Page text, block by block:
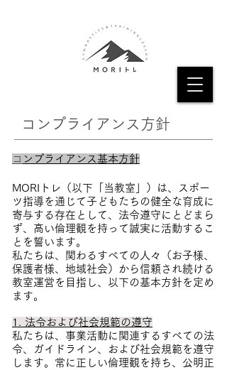
コンプライアンス方針
​ コンプライアンス基本方針
MORIトレ（以下「当教室」）は、スポー
ツ指導を通じて子どもたちの健全な育成に
寄与する存在として、法令遵守にとどまら
ず、高い倫理観を持って誠実に活動するこ
とを誓います。
私たちは、関わるすべての人々（お子様、
保護者様、地域社会）から信頼され続ける
教室運営を目指し、以下の基本方針を定め
ます。
1. 法令および社会規範の遵守
私たちは、事業活動に関連するすべての法
令、ガイドライン、および社会規範を遵守
します。常に正しい倫理観を持ち、公明正